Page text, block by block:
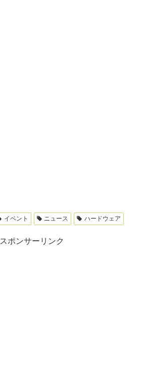
イベント ニュース ハードウェア
スポンサーリンク